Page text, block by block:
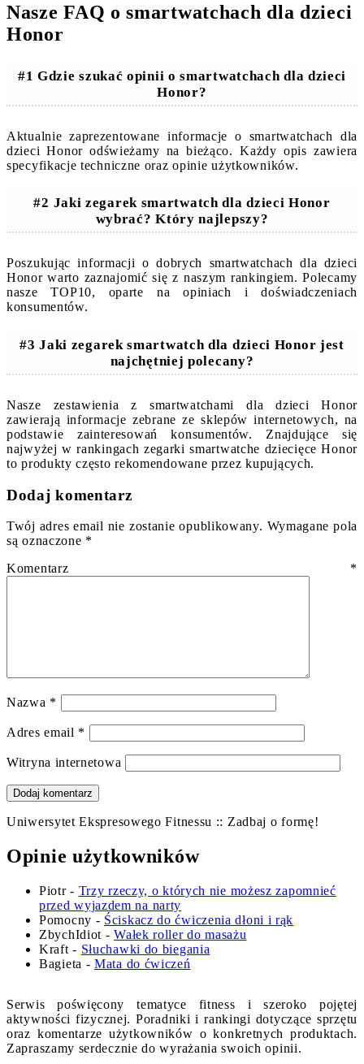
Nasze FAQ o smartwatchach dla dzieci
Honor
#1 Gdzie szukać opinii o smartwatchach dla dzieci
Honor?
Aktualnie zaprezentowane informacje o smartwatchach dla
dzieci Honor odświeżamy na bieżąco. Każdy opis zawiera
specyfikacje techniczne oraz opinie użytkowników.
#2 Jaki zegarek smartwatch dla dzieci Honor
wybrać? Który najlepszy?
Poszukując informacji o dobrych smartwatchach dla dzieci
Honor warto zaznajomić się z naszym rankingiem. Polecamy
nasze TOP10, oparte na opiniach i doświadczeniach
konsumentów.
#3 Jaki zegarek smartwatch dla dzieci Honor jest
najchętniej polecany?
Nasze zestawienia z smartwatchami dla dzieci Honor
zawierają informacje zebrane ze sklepów internetowych, na
podstawie zainteresowań konsumentów. Znajdujące się
najwyżej w rankingach zegarki smartwatche dziecięce Honor
to produkty często rekomendowane przez kupujących.
Dodaj komentarz
Twój adres email nie zostanie opublikowany. Wymagane pola
są oznaczone *
Komentarz *
Nazwa *
Adres email *
Witryna internetowa
Uniwersytet Ekspresowego Fitnessu :: Zadbaj o formę!
Opinie użytkowników
Piotr- Trzy rzeczy, o których nie możesz zapomnieć
przed wyjazdem na narty
Pomocny - Ściskacz do ćwiczenia dłoni i rąk
ZbychIdiot -Wałek roller do masażu
Kraft - Słuchawki do biegania
Bagieta -Mata do ćwiczeń
Serwis poświęcony tematyce fitness i szeroko pojętej
aktywności fizycznej. Poradniki i rankingi dotyczące sprzętu
oraz komentarze użytkowników o konkretnych produktach.
Zapraszamy serdecznie do wyrażania swoich opinii.